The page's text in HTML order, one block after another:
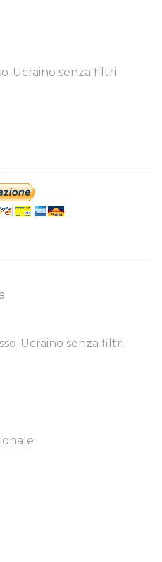
Ucraino senza filtri
Ucraino senza filtri